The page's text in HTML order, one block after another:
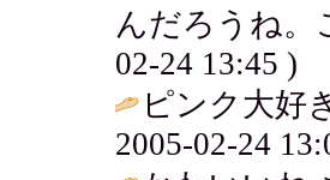
んだろうね
02-24 13:45 )
ピンク大好
2005-02-24